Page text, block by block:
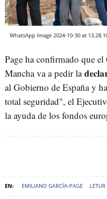
WhatsApp Image 2024-10-30 at
Page ha confirmado que
Mancha va a pedir la
al Gobierno de España y
total seguridad", el
la ayuda de los fondos
EMILIANO GARCÍA-PAGE LETUR